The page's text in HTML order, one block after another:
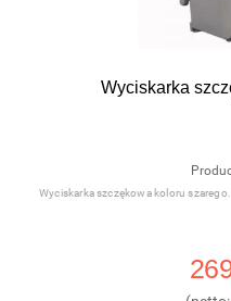
Wyciskarka
Wyciskarka szczękowa koloru